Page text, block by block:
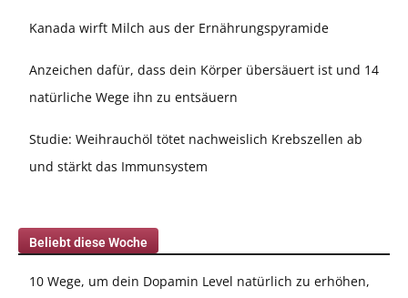
Kanada wirft Milch aus der Ernährungspyramide
Anzeichen dafür, dass dein Körper übersäuert ist und 14
natürliche Wege ihn zu entsäuern
Studie: Weihrauchöl tötet nachweislich Krebszellen ab
und stärkt das Immunsystem
Beliebt diese Woche
10 Wege, um dein Dopamin Level natürlich zu erhöhen,